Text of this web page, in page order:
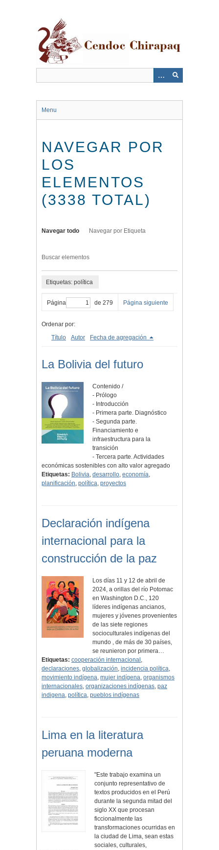
Menu
NAVEGAR POR
LOS
ELEMENTOS
(3338 TOTAL)
Navegar todo Navegar por Etiqueta
Buscar elementos
Etiquetas: política
Página de 279 Página siguiente
Ordenar por:
Título
Autor Fecha de agregación
La Bolivia del futuro
Contenido /
- Prólogo
- Introducción
- Primera parte. Diagnóstico
- Segunda parte.
Financiamiento e
infraestructura para la
transición
- Tercera parte. Actividades
económicas sostenibles con alto valor agregado
Etiquetas: Bolivia, desarrollo, economía,
planificación, política, proyectos
Declaración indígena
internacional para la
construcción de la paz
Los días 11 y 12 de abril de
2024, a orillas del río Potomac
en Washington D.C., 120
líderes indígenas ancianos,
mujeres y jóvenes provenientes
de las siete regiones
socioculturales indígenas del
mundo , de más de 30 países,
se reunieron por primera…
Etiquetas: cooperación internacional ,
declaraciones, globalización, incidencia política,
movimiento indígena, mujer indígena, organismos
internacionales, organizaciones indígenas, paz
indigena, política, pueblos indígenas
Lima en la literatura
peruana moderna
"Este trabajo examina un
conjunto representativo de
textos producidos en el Perú
durante la segunda mitad del
siglo XX que procesan
ficcionalmente las
transformaciones ocurridas en
la ciudad de Lima, sean estas
sociales, culturales,